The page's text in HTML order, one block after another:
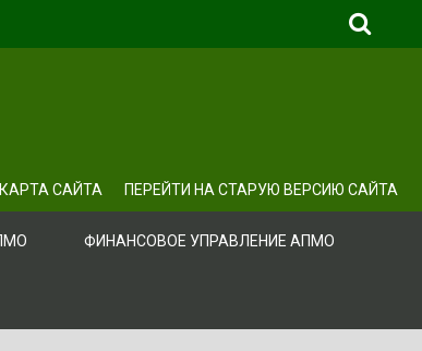
КАРТА САЙТА ПЕРЕЙТИ НА СТАРУЮ ВЕРСИЮ САЙТА
ФИНАНСОВОЕ УПРАВЛЕНИЕ АПМО